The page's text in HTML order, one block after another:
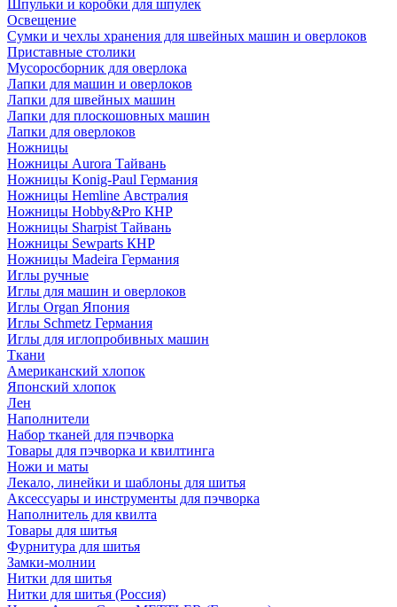
Шпульки и коробки для шпулек
Освещение
Сумки и чехлы хранения для швейных машин и оверлоков
Приставные столики
Мусоросборник для оверлока
Лапки для машин и оверлоков
Лапки для швейных машин
Лапки для плоскошовных машин
Лапки для оверлоков
Ножницы
Ножницы Aurora Тайвань
Ножницы Konig-Paul Германия
Ножницы Hemline Австралия
Ножницы Hobby&Pro КНР
Ножницы Sharpist Тайвань
Ножницы Sewparts КНР
Ножницы Madeira Германия
Иглы ручные
Иглы для машин и оверлоков
Иглы Organ Япония
Иглы Schmetz Германия
Иглы для иглопробивных машин
Ткани
Американский хлопок
Японский хлопок
Лен
Наполнители
Набор тканей для пэчворка
Товары для пэчворка и квилтинга
Ножи и маты
Лекало, линейки и шаблоны для шитья
Аксессуары и инструменты для пэчворка
Наполнитель для квилта
Товары для шитья
Фурнитура для шитья
Замки-молнии
Нитки для шитья
Нитки для шитья (Россия)